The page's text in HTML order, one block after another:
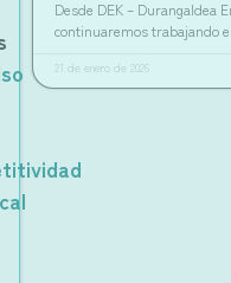
Desde DEK – Durangaldea
continuaremos trabajando
21 de enero de 2026